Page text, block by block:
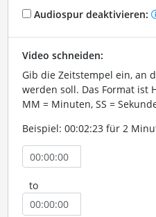
Audiospur deaktivieren:
Video schneiden:
Gib die Zeitstempel ein, an
werden soll. Das Format ist
MM = Minuten, SS =
Beispiel: 00:02:23 für 2
to